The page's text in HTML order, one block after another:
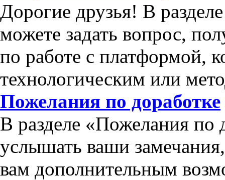
Дорогие друзья! В
можете задать вопрос,
по работе с платформой,
технологическим или
Пожелания по доработке
В разделе «Пожелания по
услышать ваши
вам дополнительным